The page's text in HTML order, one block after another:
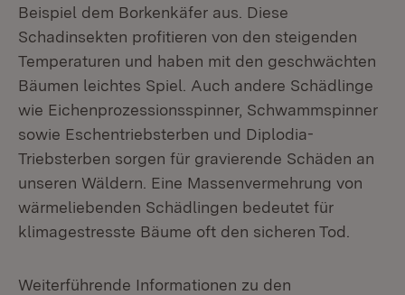
Beispiel dem Borkenkäfer aus. Diese
Schadinsekten profitieren von den steigenden
Temperaturen und haben mit den geschwächten
Bäumen leichtes Spiel. Auch andere Schädlinge
wie Eichenprozessionsspinner, Schwammspinner
sowie Eschentriebsterben und Diplodia-
Triebsterben sorgen für gravierende Schäden an
unseren Wäldern. Eine Massenvermehrung von
wärmeliebenden Schädlingen bedeutet für
klimagestresste Bäume oft den sicheren Tod.
Weiterführende Informationen zu den